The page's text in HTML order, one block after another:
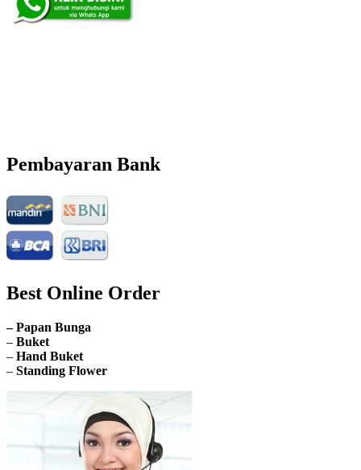
Pembayaran Bank
Best Online Order
– Papan Bunga
– Buket
– Hand Buket
– Standing Flower